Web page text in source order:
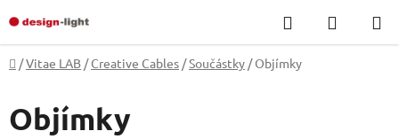
na
obsah
Hledat
KOŠÍK
Domů
/Vitae LAB / Creative Cables /Součástky / Objímky
Objímky